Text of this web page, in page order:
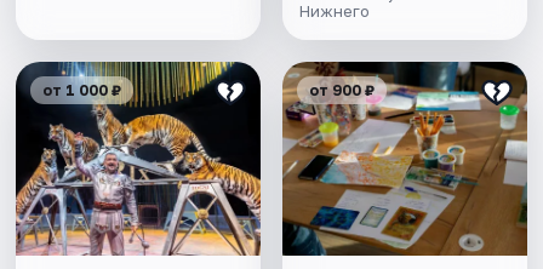
Нижнего
от 1 000 ₽ от 900 ₽